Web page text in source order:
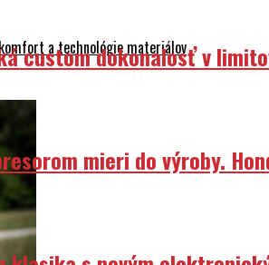
a technológie materiálov
custom dokonalosť v
mieri do výroby.